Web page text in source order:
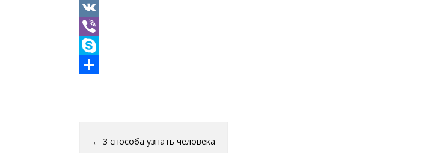
Telegram
VK
Viber
Skype
← 3 способа узнать человека